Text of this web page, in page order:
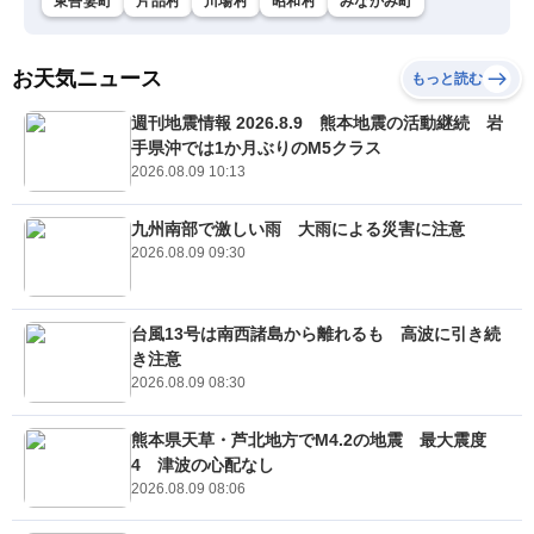
お天気ニュース もっと読む
週刊地震情報 2026.8.9 熊本地震の活動継続 岩
手県沖では1か月ぶりのM5クラス
2026.08.09 10:13
九州南部で激しい雨 大雨による災害に注意
2026.08.09 09:30
台風13号は南西諸島から離れるも 高波に引き続
き注意
2026.08.09 08:30
熊本県天草・芦北地方でM4.2の地震 最大震度
4 津波の心配なし
2026.08.09 08:06